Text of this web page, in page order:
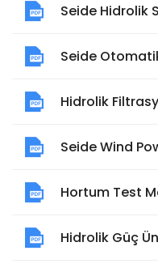
Seide Hidrolik
Seide
Hidrolik
Seide Wind
Hortum Test
Hidrolik Güç